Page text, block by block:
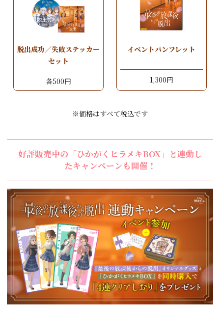
脱出成功／失敗ステッカー
セット
各500円
イベントパンフレット
1,300円
※価格はすべて税込です
好評販売中の「ひかがくヒラメキBOX」と連動し
たキャンペーンも開催！